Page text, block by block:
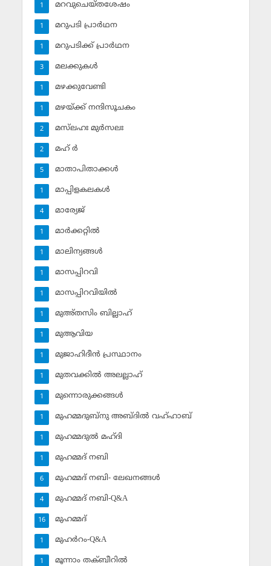
മറവുചെയ്തശേഷം
1
മറുപടി പ്രാര്‍ഥന
1
മറുപടിക്ക് പ്രാര്‍ഥന
1
മലക്കുകള്‍
3
മഴക്കുവേണ്ടി
1
മഴയ്ക്ക് നന്ദിസൂചകം
1
മസ്‌ലഹഃ മുര്‍സലഃ
2
മഹ് ര്‍
2
മാതാപിതാക്കള്‍
5
മാപ്പിളകലകള്‍
1
മാര്യേജ്
4
മാര്‍ക്കറ്റില്‍
1
മാലിന്യങ്ങള്‍
1
മാസപ്പിറവി
1
മാസപ്പിറവിയില്‍
1
മുഅ്തസിം ബില്ലാഹ്
1
മുആവിയ
1
മുജാഹിദീന്‍ പ്രസ്ഥാനം
1
മുതവക്കില്‍ അലല്ലാഹ്
1
മുന്നൊരുക്കങ്ങള്‍
1
മുഹമ്മദുബ്‌നു അബ്ദില്‍ വഹ്ഹാബ്
1
മുഹമ്മദുല്‍ മഹ്ദി
1
മുഹമ്മദ് നബി
1
മുഹമ്മദ് നബി- ലേഖനങ്ങള്‍
6
മുഹമ്മദ് നബി-Q&A
4
മുഹമ്മദ്‌
16
മുഹര്‍റം-Q&A
1
മൂന്നാം തക്ബീറില്‍
1